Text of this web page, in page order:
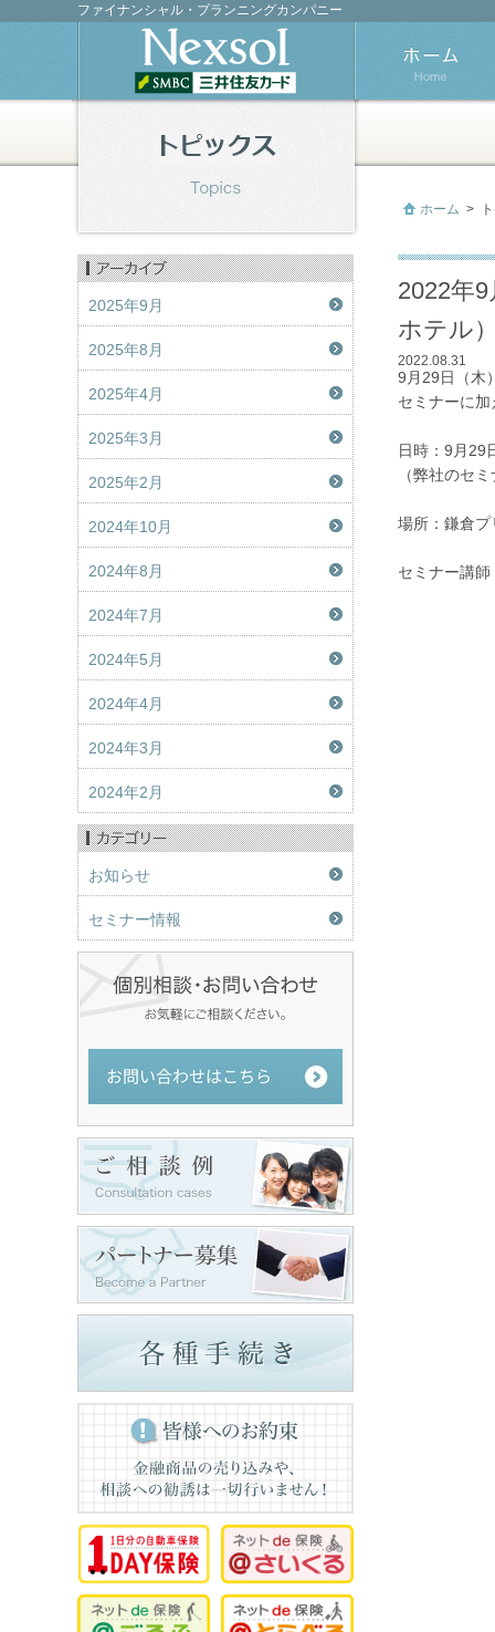
ファイナンシャル・プランニングカンパニー
ホーム >
2025年9月
2025年8月
2025年4月
2025年3月
2025年2月
2024年10月
2024年8月
2024年7月
2024年5月
2024年4月
2024年3月
2024年2月
お知らせ
セミナー情報
2022年
ホテル
2022.08.31
9月29日（木
セミナーに
日時：9月29
（弊社のセ
場所：鎌倉
セミナー講